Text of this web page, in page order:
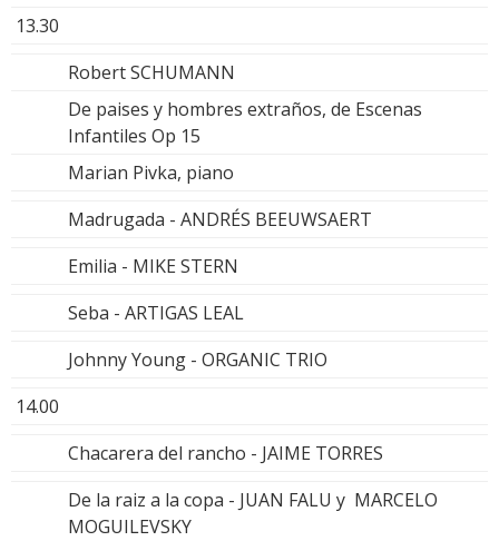
13.30
Robert SCHUMANN
De paises y hombres extraños, de Escenas
Infantiles Op 15
Marian Pivka, piano
Madrugada - ANDRÉS BEEUWSAERT
Emilia - MIKE STERN
Seba - ARTIGAS LEAL
Johnny Young - ORGANIC TRIO
14.00
Chacarera del rancho - JAIME TORRES
De la raiz a la copa - JUAN FALU y MARCELO
MOGUILEVSKY